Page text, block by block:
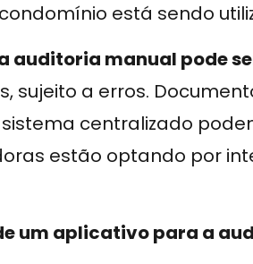
está sendo
auditoria manual pode
sujeito a erros.
centralizado
estão optando por
um aplicativo para a